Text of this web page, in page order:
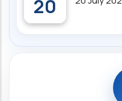
20